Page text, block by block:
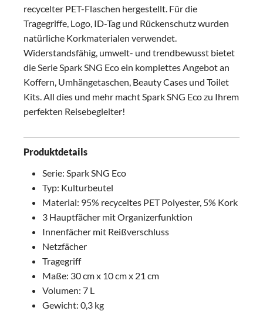
recycelter PET-Flaschen hergestellt. Für die
Tragegriffe, Logo, ID-Tag und Rückenschutz wurden
natürliche Korkmaterialen verwendet.
Widerstandsfähig, umwelt- und trendbewusst bietet
die Serie Spark SNG Eco ein komplettes Angebot an
Koffern, Umhängetaschen, Beauty Cases und Toilet
Kits. All dies und mehr macht Spark SNG Eco zu Ihrem
perfekten Reisebegleiter!
Produktdetails
Serie: Spark SNG Eco
Typ: Kulturbeutel
Material: 95% recyceltes PET Polyester, 5% Kork
3 Hauptfächer mit Organizerfunktion
Innenfächer mit Reißverschluss
Netzfächer
Tragegriff
Maße: 30 cm x 10 cm x 21 cm
Volumen: 7 L
Gewicht: 0,3 kg